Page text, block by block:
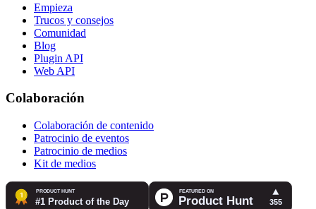
Empieza
Trucos y consejos
Comunidad
Blog
Plugin API
Web API
Colaboración
Colaboración de contenido
Patrocinio de eventos
Patrocinio de medios
Kit de medios